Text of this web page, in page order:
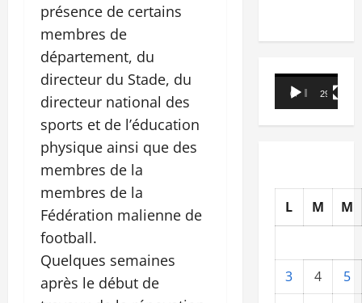
présence de certains
membres de
département, du
directeur du Stade, du
directeur national des
sports et de l’éducation
physique ainsi que des
membres de la
membres de la
Fédération malienne de
football.
Quelques semaines
après le début de
Lecteur
vidéo
00:00 29:21
L M M
3 4
5